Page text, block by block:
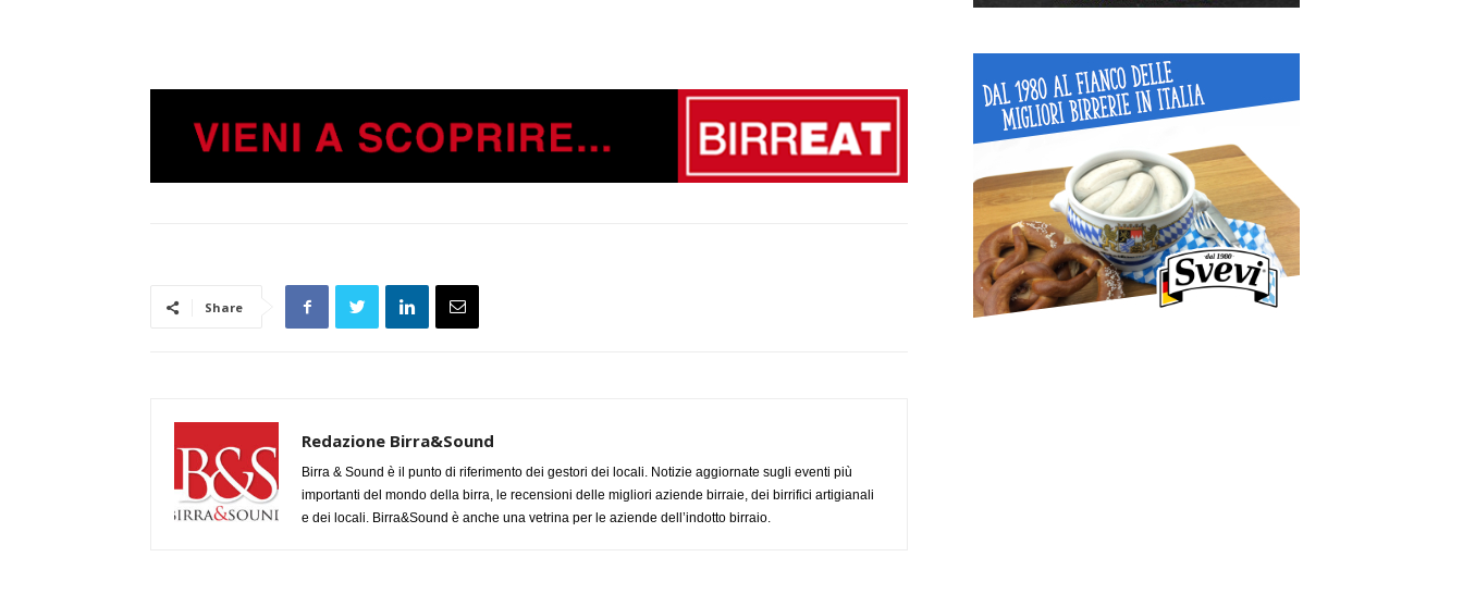
Share
Redazione Birra&Sound
Birra & Sound è il punto di riferimento dei gestori dei locali. Notizie aggiornate sugli eventi più
importanti del mondo della birra, le recensioni delle migliori aziende birraie, dei birrifici artigianali
e dei locali. Birra&Sound è anche una vetrina per le aziende dell’indotto birraio.